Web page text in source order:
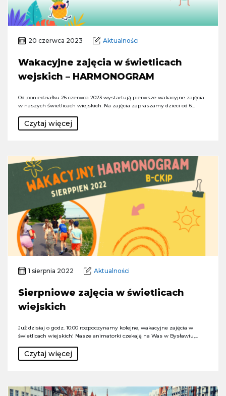
20 czerwca 2023 Aktualności
Wakacyjne zajęcia w świetlicach
wejskich – HARMONOGRAM
Od poniedziałku 26 czerwca 2023 wystartują pierwsze wakacyjne zajęcia
w naszych świetlicach wiejskich. Na zajęcia zapraszamy dzieci od 6…
Czytaj więcej
1 sierpnia 2022 Aktualności
Sierpniowe zajęcia w świetlicach
wiejskich
Już dzisiaj o godz. 10:00 rozpoczynamy kolejne, wakacyjne zajęcia w
świetlicach wiejskich! Nasze animatorki czekają na Was w Bysławiu,…
Czytaj więcej